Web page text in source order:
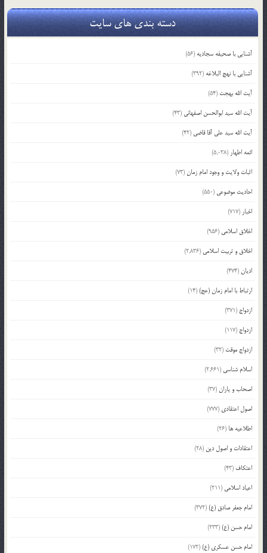
دسته بندی های سایت
آشنایی با صحیفه سجادیه (56)
آشنایی با نهج البلاغه (392)
آیت الله بهجت (54)
آیت الله سید ابوالحسن اصفهانی (43)
آیت الله سید علی آقا قاضی (42)
ائمه اطهار (5,038)
اثبات ولایت و وجود امام زمان(73)
احادیث موضوعی (550)
اخبار (717)
اخلاق اسلامی (956)
اخلاق و تربیت اسلامی (2,836)
ادیان(474)
ارتباط با امام زمان (عج)(14)
ازدواج (371)
ازدواج (117)
ازدواج موقت (32)
اسلام شناسی (2,661)
اصحاب و یاران(37)
اصول اعتقادی (777)
اطلاعیه ها (26)
اعتقادات و اصول دین (28)
اعتکاف (43)
اعیاد اسلامی (211)
امام جعفر صادق (ع)(372)
امام حسن (ع)(233)
امام حسن عسکری (ع)(172)